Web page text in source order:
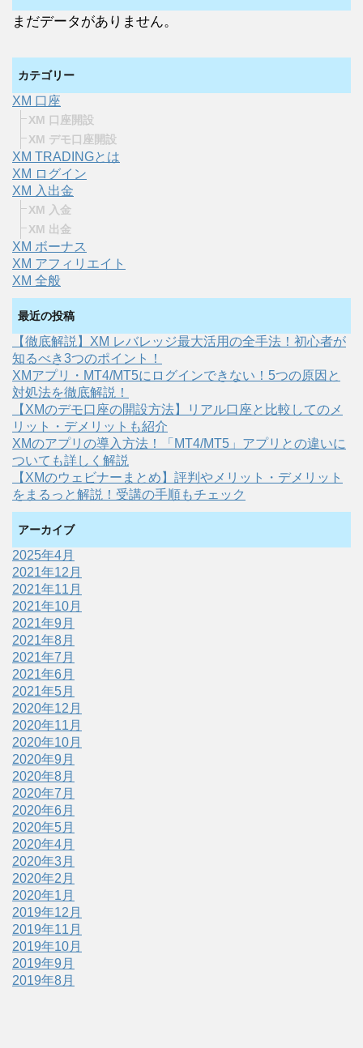
まだデータがありません。
カテゴリー
XM 口座
XM 口座開設
XM デモ口座開設
XM TRADINGとは
XM ログイン
XM 入出金
XM 入金
XM 出金
XM ボーナス
XM アフィリエイト
XM 全般
最近の投稿
【徹底解説】XM レバレッジ最大活用の全手法！初心者が
知るべき3つのポイント！
XMアプリ・MT4/MT5にログインできない！5つの原因と
対処法を徹底解説！
【XMのデモ口座の開設方法】リアル口座と比較してのメ
リット・デメリットも紹介
XMのアプリの導入方法！「MT4/MT5」アプリとの違いに
ついても詳しく解説
【XMのウェビナーまとめ】評判やメリット・デメリット
をまるっと解説！受講の手順もチェック
アーカイブ
2025年4月
2021年12月
2021年11月
2021年10月
2021年9月
2021年8月
2021年7月
2021年6月
2021年5月
2020年12月
2020年11月
2020年10月
2020年9月
2020年8月
2020年7月
2020年6月
2020年5月
2020年4月
2020年3月
2020年2月
2020年1月
2019年12月
2019年11月
2019年10月
2019年9月
2019年8月